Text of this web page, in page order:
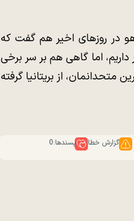
در روز‌های اخیر هم گفت که
اما گاهی هم بر سر برخی
از بریتانیا گرفته
گزارش خطا پسندها:0